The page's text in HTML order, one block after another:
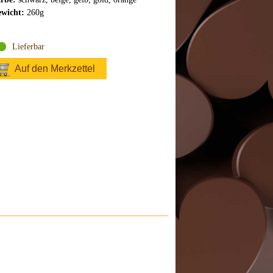
260g
Lieferbar
Auf den Merkzettel